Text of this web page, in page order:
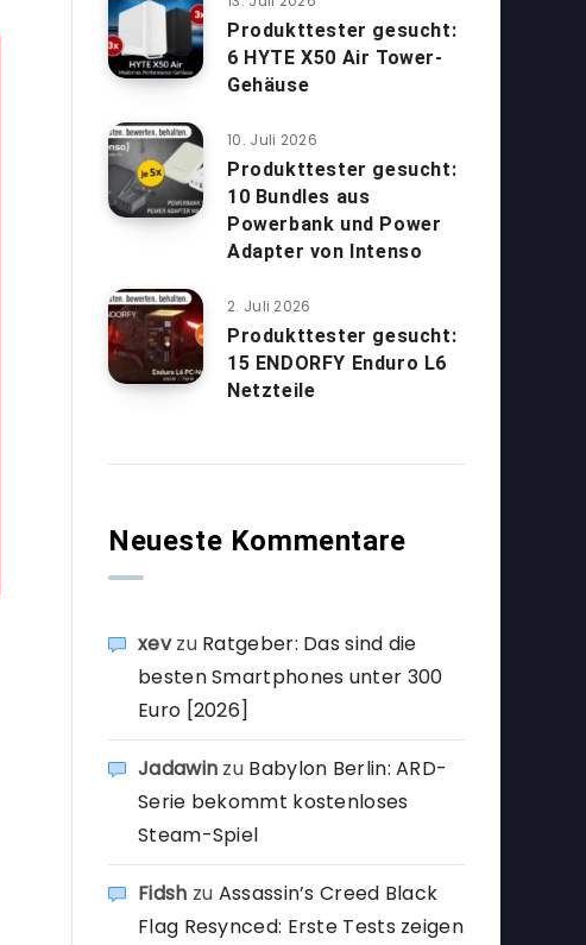
Produkttester gesucht:
6 HYTE X50 Air Tower-
Gehäuse
10. Juli 2026
Produkttester gesucht:
10 Bundles aus
Powerbank und Power
Adapter von Intenso
2. Juli 2026
Produkttester gesucht:
15 ENDORFY Enduro L6
Netzteile
Neueste Kommentare
xevzu Ratgeber: Das sind die
besten Smartphones unter 300
Euro [2026]
Jadawin zu Babylon Berlin: ARD-
Serie bekommt kostenloses
Steam-Spiel
Fidsh zu Assassin’s Creed Black
Flag Resynced: Erste Tests zeigen